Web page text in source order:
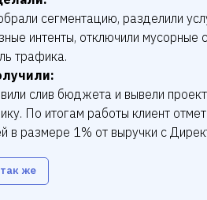
сегментацию, разделили
интенты, отключили
трафика.
слив бюджета и вывели
По итогам работы клиент
в размере 1% от выручки с
же